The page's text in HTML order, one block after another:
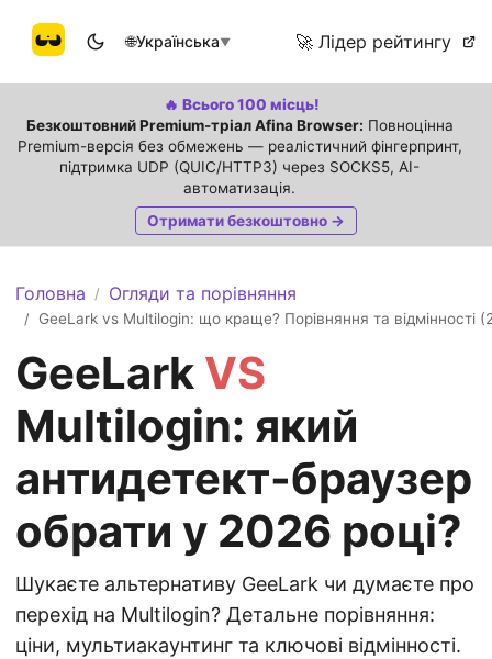
🌐Українська▼ 🚀 Лідер рейтингу
🔥 Всього 100 місць!
Безкоштовний Premium-тріал Afina Browser: Повноцінна
Premium-версія без обмежень — реалістичний фінгерпринт,
підтримка UDP (QUIC/HTTP3) через SOCKS5, AI-
автоматизація.
Отримати безкоштовно →
Головна / Огляди та порівняння
/ GeeLark vs Multilogin: що краще? Порівняння та відмінності
GeeLark VS
Multilogin: який
антидетект-браузер
обрати у 2026 році?
Шукаєте альтернативу GeeLark чи думаєте про
перехід на Multilogin? Детальне порівняння:
ціни, мультиакаунтинг та ключові відмінності.